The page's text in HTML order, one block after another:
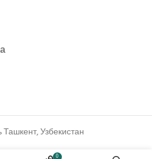
Ташкент, Узбекистан
0